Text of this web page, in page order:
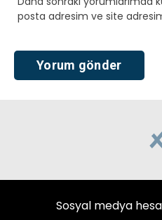
posta adresim ve site
Sosyal medya